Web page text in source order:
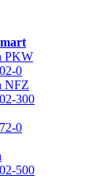
PKW
0
NFZ
300
0
500